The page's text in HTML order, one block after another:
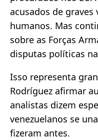
acusados de
humanos. Mas
sobre as Forças
disputas políticas
Isso representa
Rodríguez afirmar
analistas dizem
venezuelanos se
fizeram antes.